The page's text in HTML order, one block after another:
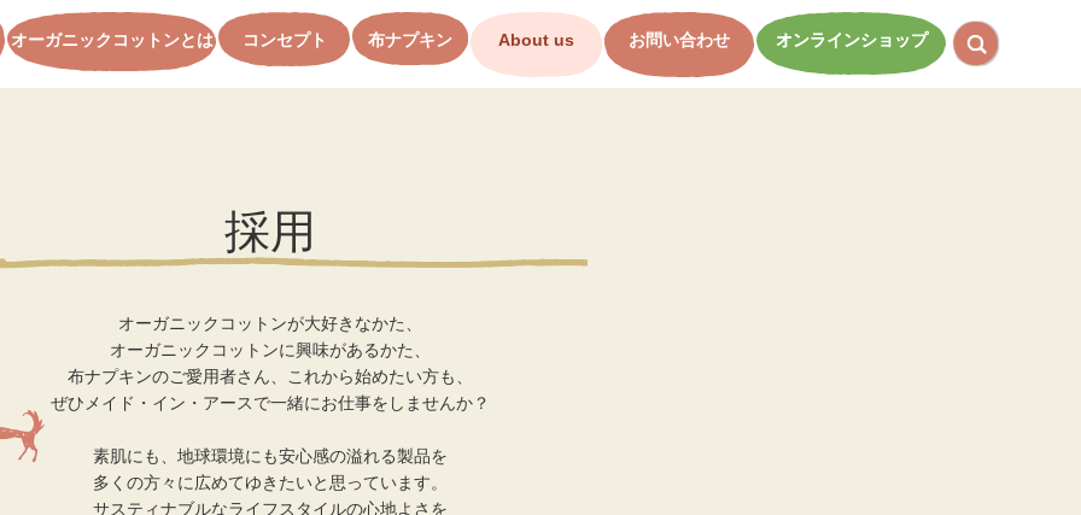
オーガニックコットンとは コンセプト 布ナプキン About us お問い合わせ オンラインショップ
採用
オーガニックコットンが大好きなかた、
オーガニックコットンに興味があるかた、
布ナプキンのご愛用者さん、これから始めたい方も、
ぜひメイド・イン・アースで一緒にお仕事をしませんか？
素肌にも、地球環境にも安心感の溢れる製品を
多くの方々に広めてゆきたいと思っています。
サスティナブルなライフスタイルの心地よさを